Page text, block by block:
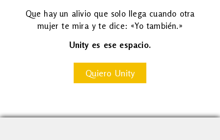
Que hay un alivio que solo llega cuando otra
mujer te mira y te dice: «Yo también.»
Unity es ese espacio.
Quiero Unity